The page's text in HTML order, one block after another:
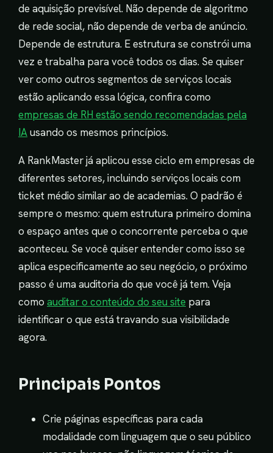
de aquisição previsível. Não depende de algoritmo
de rede social, não depende de verba de anúncio.
Depende de estrutura. E estrutura se constrói uma
vez e trabalha para você todos os dias. Se quiser
ver como outros segmentos de serviços locais
estão aplicando essa lógica, confira como
empresas de RH estão sendo recomendadas pela
IAusando os mesmos princípios.
A RankMaster já aplicou esse ciclo em empresas de
diferentes setores, incluindo serviços locais com
ticket médio similar ao de academias. O padrão é
sempre o mesmo: quem estrutura primeiro domina
o espaço antes que o concorrente perceba o que
aconteceu. Se você quiser entender como isso se
aplica especificamente ao seu negócio, o próximo
passo é uma auditoria do que você já tem. Veja
como auditar o conteúdo do seu site para
identificar o que está travando sua visibilidade
agora.
Principais Pontos
Crie páginas específicas para cada
modalidade com linguagem que o seu público